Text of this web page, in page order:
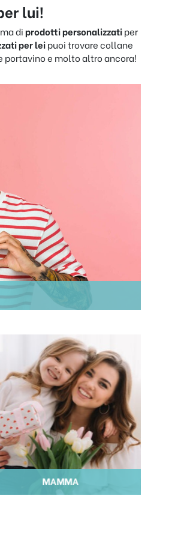
lui!
diprodotti personalizzatiper
per leipuoi trovare collane
e molto altro ancora!
MAMMA